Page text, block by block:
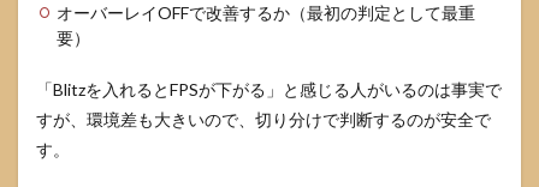
オーバーレイOFFで改善するか（最初の判定として最重
要）
「Blitzを入れるとFPSが下がる」と感じる人がいるのは事実で
すが、環境差も大きいので、切り分けで判断するのが安全で
す。